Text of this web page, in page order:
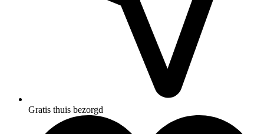
Gratis thuis bezorgd